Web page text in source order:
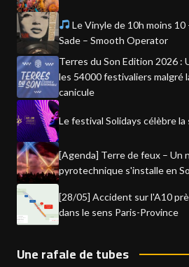
Le Vinyle de 10h moins 10
Sade – Smooth Operator
Terres du Son Edition 2026 :
les 54000 festivaliers malgré
canicule
Le festival Solidays célèbre
[Agenda] Terre de feux – Un
pyrotechnique s'installe en
[28/05] Accident sur l'A10
dans le sens Paris-Province
Une rafale de tubes